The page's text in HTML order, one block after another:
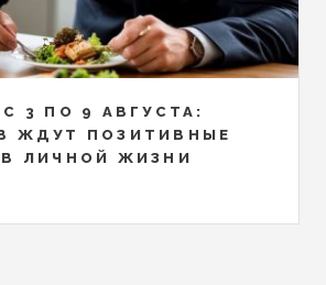
3 ПО 9 АВГУСТА:
ЖДУТ ПОЗИТИВНЫЕ
ЛИЧНОЙ ЖИЗНИ